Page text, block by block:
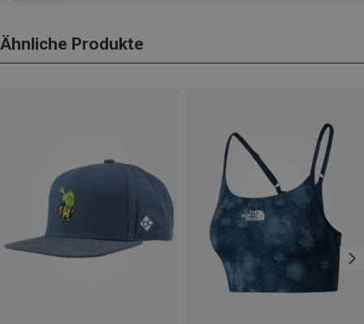
Ähnliche Produkte